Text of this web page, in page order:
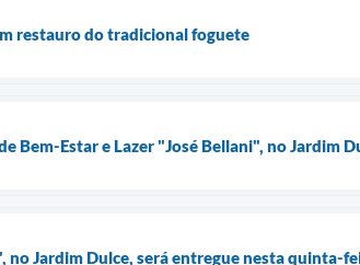
restauro do tradicional foguete
Bem-Estar e Lazer "José Bellani", no Jardim
no Jardim Dulce, será entregue nesta quinta-